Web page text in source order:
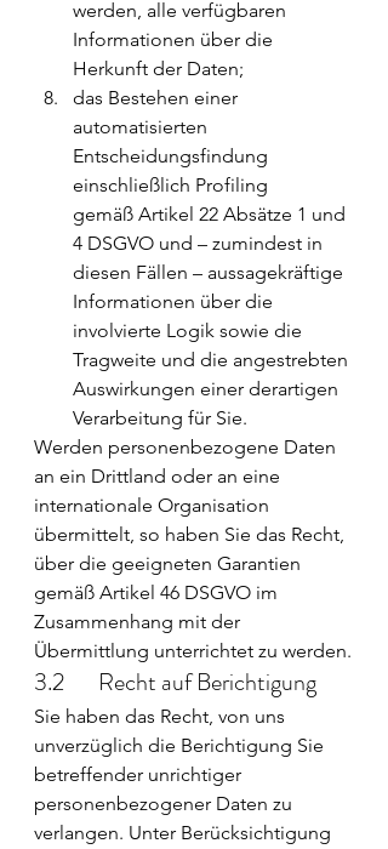
werden, alle verfügbaren
Informationen über die
Herkunft der Daten;
das Bestehen einer
automatisierten
Entscheidungsfindung
einschließlich Profiling
gemäß Artikel 22 Absätze 1 und
4 DSGVO und – zumindest in
diesen Fällen – aussagekräftige
Informationen über die
involvierte Logik sowie die
Tragweite und die angestrebten
Auswirkungen einer derartigen
Verarbeitung für Sie.
Werden personenbezogene Daten
an ein Drittland oder an eine
internationale Organisation
übermittelt, so haben Sie das Recht,
über die geeigneten Garantien
gemäß Artikel 46 DSGVO im
Zusammenhang mit der
Übermittlung unterrichtet zu werden.
3.2       Recht auf Berichtigung
Sie haben das Recht, von uns
unverzüglich die Berichtigung Sie
betreffender unrichtiger
personenbezogener Daten zu
verlangen. Unter Berücksichtigung